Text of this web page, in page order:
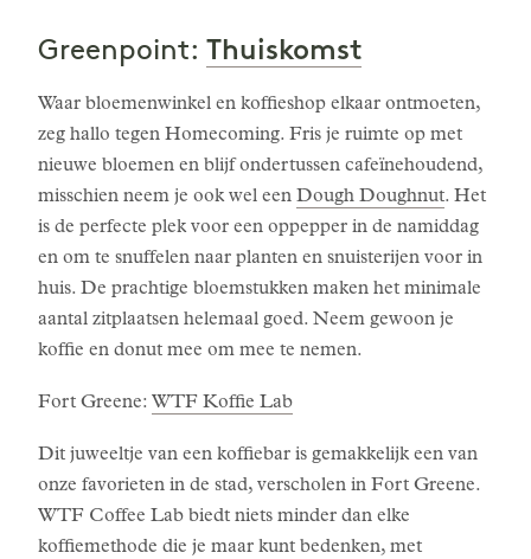
Greenpoint: Thuiskomst
Waar bloemenwinkel en koffieshop elkaar ontmoeten,
zeg hallo tegen Homecoming. Fris je ruimte op met
nieuwe bloemen en blijf ondertussen cafeïnehoudend,
misschien neem je ook wel een Dough Doughnut. Het
is de perfecte plek voor een oppepper in de namiddag
en om te snuffelen naar planten en snuisterijen voor in
huis. De prachtige bloemstukken maken het minimale
aantal zitplaatsen helemaal goed. Neem gewoon je
koffie en donut mee om mee te nemen.
Fort Greene: WTF Koffie Lab
Dit juweeltje van een koffiebar is gemakkelijk een van
onze favorieten in de stad, verscholen in Fort Greene.
WTF Coffee Lab biedt niets minder dan elke
koffiemethode die je maar kunt bedenken, met